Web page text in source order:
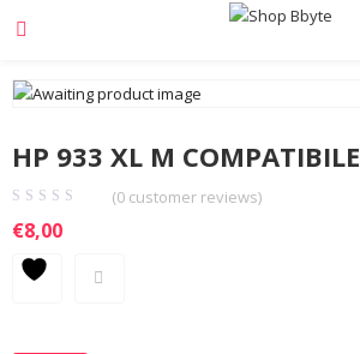
HP 933 XL M COMPATIBILE
(0 customer reviews)
€8,00